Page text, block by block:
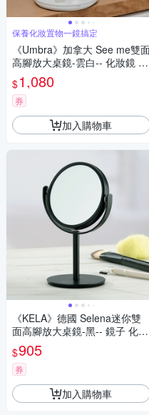
保養化妝置物一鏡搞定
《Umbra》加拿大 See me雙
高腳放大桌鏡-雲白-- 化妝鏡 美
容鏡
$1,080
券
加入購物車
《KELA》德國 Selena迷你雙
面高腳放大桌鏡-黑-- 鏡子 化妝
鏡
$905
券
加入購物車